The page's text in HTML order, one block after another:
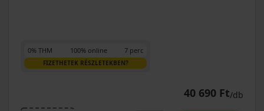
0% THM 100% online 7 perc
FIZETHETEK RÉSZLETEKBEN?
40 690 Ft/db